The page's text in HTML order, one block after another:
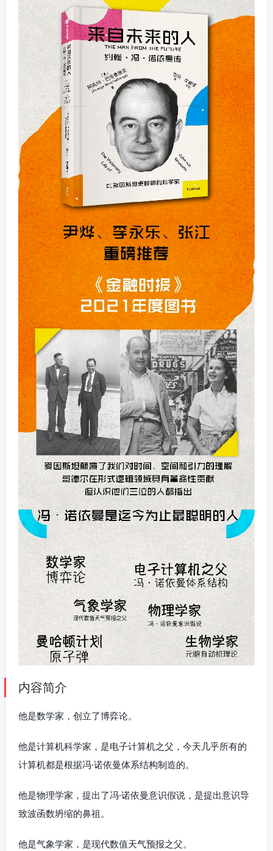
内容简介
他是数学家，创立了博弈论。
他是计算机科学家，是电子计算机之父，今天几乎所有的
计算机都是根据冯·诺依曼体系结构制造的。
他是物理学家，提出了冯·诺依曼意识假说，是提出意识导
致波函数坍缩的鼻祖。
他是气象学家，是现代数值天气预报之父。